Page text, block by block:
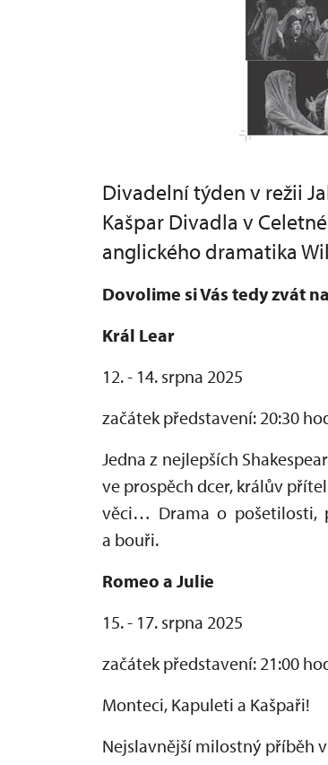
Divadelní týden v režii
Kašpar Divadla v
anglického dramatika
Dovolime si Vás tedy zvát
Král Lear
12. - 14. srpna 2025
začátek představení: 20:30
Jedna z nejlepších
ve prospěch dcer, králův
věci… Drama o pošetilosti,
a bouři.
Romeo a Julie
15. - 17. srpna 2025
začátek představení: 21:00
Monteci, Kapuleti a Kašpaři!
Nejslavnější milostný příběh